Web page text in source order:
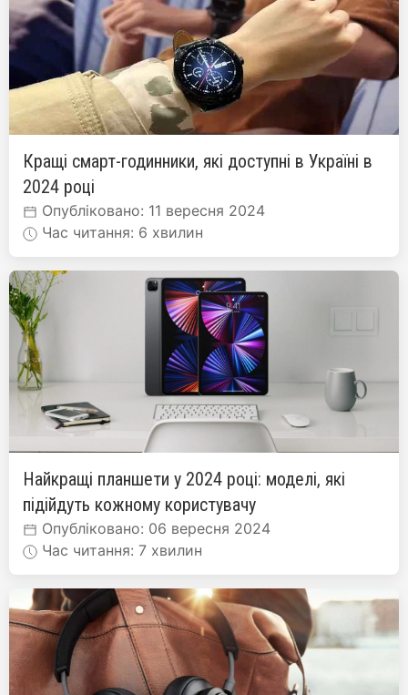
Кращі смарт-годинники, які доступні в Україні в
2024 році
Опубліковано: 11 вересня 2024
Час читання: 6 хвилин
Найкращі планшети у 2024 році: моделі, які
підійдуть кожному користувачу
Опубліковано: 06 вересня 2024
Час читання: 7 хвилин